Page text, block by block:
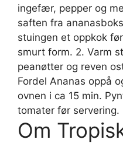
ingefær, pepper og
saften fra
stuingen et oppkok
smurt form. 2. Varm
peanøtter og reven
Fordel Ananas oppå
ovnen i ca 15 min.
tomater før servering.
Om